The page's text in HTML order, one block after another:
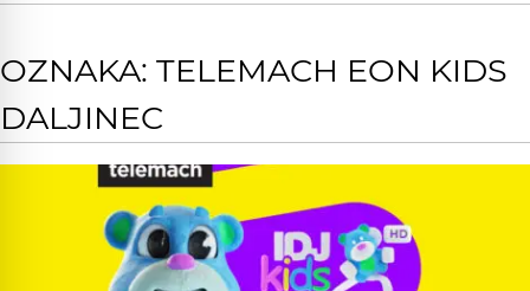
OZNAKA: TELEMACH EON KIDS
DALJINEC